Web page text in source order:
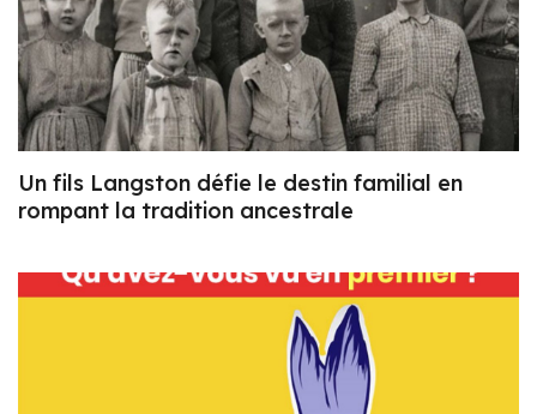
Un fils Langston défie le destin familial en
rompant la tradition ancestrale